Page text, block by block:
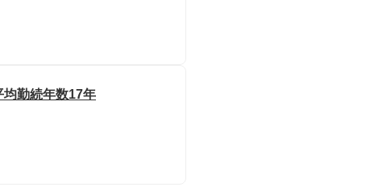
均勤続年数17年